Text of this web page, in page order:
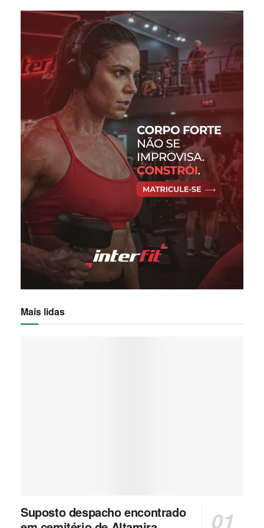
Mais lidas
Suposto despacho encontrado